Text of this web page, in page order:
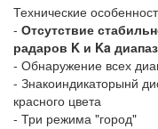
Технические
- Отсутствие
радаров K и Ka
- Обнаружение всех
- Знакоиндикаторынй
красного цвета
- Три режима "город"